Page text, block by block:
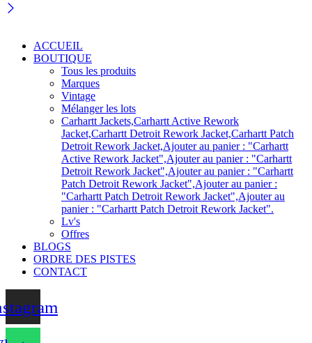
ACCUEIL
BOUTIQUE
Tous les produits
Marques
Vintage
Mélanger les lots
Carhartt Jackets,Carhartt Active Rework
Jacket,Carhartt Detroit Rework Jacket,Carhartt Patch
Detroit Rework Jacket,Ajouter au panier : "Carhartt
Active Rework Jacket",Ajouter au panier : "Carhartt
Detroit Rework Jacket",Ajouter au panier : "Carhartt
Patch Detroit Rework Jacket",Ajouter au panier :
"Carhartt Patch Detroit Rework Jacket",Ajouter au
panier : "Carhartt Patch Detroit Rework Jacket".
Lv's
Offres
BLOGS
ORDRE DES PISTES
CONTACT